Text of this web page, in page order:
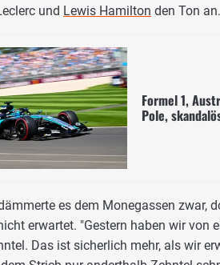
und Lewis Hamilton den Ton an.
Formel 1,
Pole,
es dem Monegassen zwar,
erwartet. "Gestern haben wir von
Das ist sicherlich mehr, als wir